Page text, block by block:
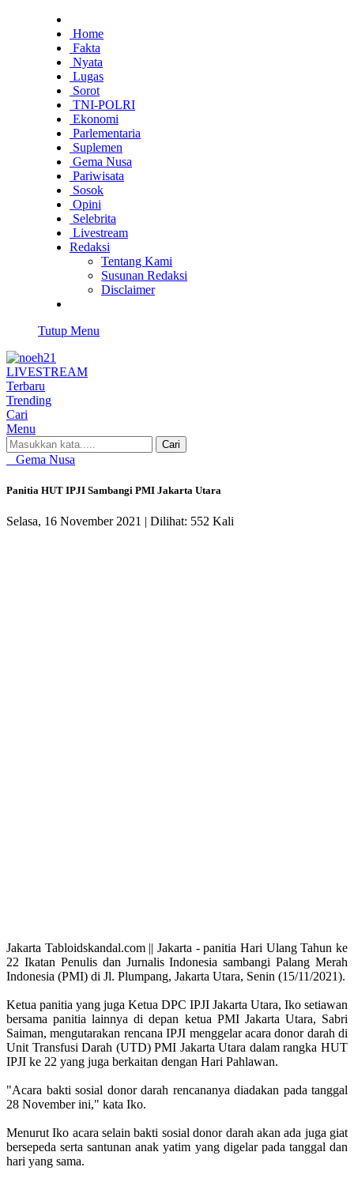
Home
Fakta
Nyata
Lugas
Sorot
TNI-POLRI
Ekonomi
Parlementaria
Suplemen
Gema Nusa
Pariwisata
Sosok
Opini
Selebrita
Livestream
Redaksi
Tentang Kami
Susunan Redaksi
Disclaimer
Tutup Menu
LIVESTREAM
Terbaru
Trending
Cari
Menu
Cari
Gema Nusa
Panitia HUT IPJI Sambangi PMI Jakarta Utara
Selasa, 16 November 2021 | Dilihat: 552 Kali
Jakarta Tabloidskandal.com || Jakarta - panitia Hari Ulang Tahun ke
22 Ikatan Penulis dan Jurnalis Indonesia sambangi Palang Merah
Indonesia (PMI) di Jl. Plumpang, Jakarta Utara, Senin (15/11/2021).
Ketua panitia yang juga Ketua DPC IPJI Jakarta Utara, Iko setiawan
bersama panitia lainnya di depan ketua PMI Jakarta Utara, Sabri
Saiman, mengutarakan rencana IPJI menggelar acara donor darah di
Unit Transfusi Darah (UTD) PMI Jakarta Utara dalam rangka HUT
IPJI ke 22 yang juga berkaitan dengan Hari Pahlawan.
"Acara bakti sosial donor darah rencananya diadakan pada tanggal
28 November ini," kata Iko.
Menurut Iko acara selain bakti sosial donor darah akan ada juga giat
bersepeda serta santunan anak yatim yang digelar pada tanggal dan
hari yang sama.